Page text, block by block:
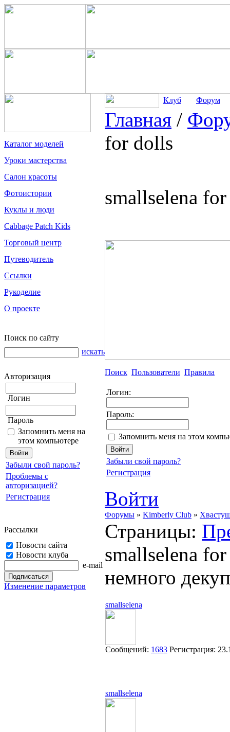
Каталог моделей
Уроки мастерства
Салон красоты
Фотоистории
Куклы и люди
Cabbage Patch Kids
Торговый центр
Путеводитель
Ссылки
Рукоделие
О проекте
Поиск по сайту
искать
Авторизация
Логин
Пароль
Запомнить меня на
этом компьютере
Забыли свой пароль?
Проблемы с
авторизацией?
Регистрация
Рассылки
Новости сайта
Новости клуба
e-mail
Изменение параметров
Клуб Форум
Главная /
for dolls
smallselena
Поиск Пользователи Правила
Логин:
Пароль:
Запомнить меня на этом
Забыли свой пароль?
Регистрация
Войти
Форумы » Kimberly Club »
Страницы:
smallselena
немного
smallselena
Сообщений: 1683 Регистрация:
smallselena